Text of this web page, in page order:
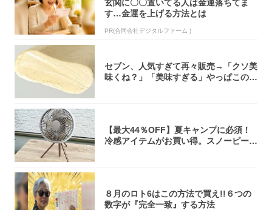
玄関に〇〇置いてる人は金運落ちてま
す…金運を上げる方法とは
PR(合同会社デジタルファーム )
セブン、人気すぎて再々販売→「クソ美
味くね？」「美味すぎる」やっぱこのク
【最大44％OFF】夏キャンプに必須！
冷感アイテムがお買い得。スノーピー
８月のロト6はこの方法で買え!!６つの
数字が『完全一致』する方法